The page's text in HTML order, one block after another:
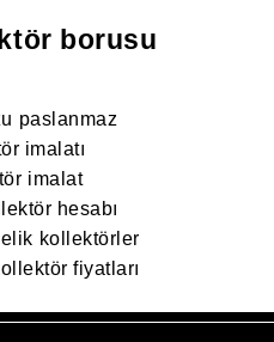
borusu
paslanmaz
imalatı
imalat
hesabı
kollektörler
fiyatları